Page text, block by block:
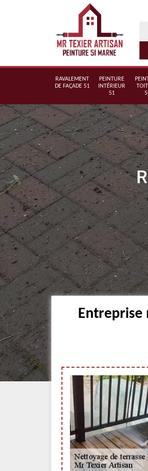
RAVALEMENT
DE FAÇADE 51
PEINTURE
INTÉRIEUR
51
Entreprise